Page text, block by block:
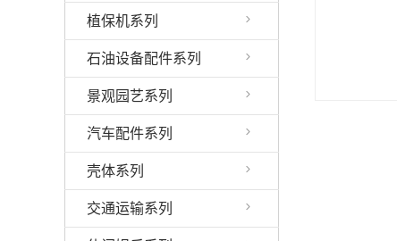
植保机系列
石油设备配件系列
景观园艺系列
汽车配件系列
壳体系列
交通运输系列